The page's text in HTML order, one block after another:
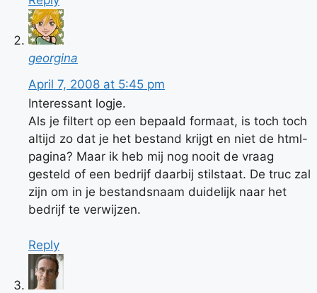
georgina
April 7, 2008 at 5:45 pm
Interessant logje.
Als je filtert op een bepaald formaat, is toch toch
altijd zo dat je het bestand krijgt en niet de html-
pagina? Maar ik heb mij nog nooit de vraag
gesteld of een bedrijf daarbij stilstaat. De truc zal
zijn om in je bestandsnaam duidelijk naar het
bedrijf te verwijzen.
Reply